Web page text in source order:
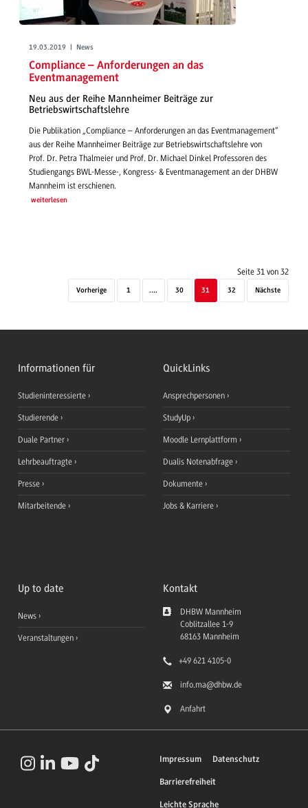
19.03.2019 | News
Compliance – Anforderungen an das
Eventmanagement
Neu aus der Reihe Mannheimer Beiträge zur
Betriebswirtschaftslehre
Die Publikation „Compliance – Anforderungen an das Eventmanagement“
aus der Reihe Mannheimer Beiträge zur Betriebswirtschaftslehre von
Prof. Dr. Petra Thalmeier und Prof. Dr. Michael Dinkel Professoren des
Studiengangs BWL-Messe-, Kongress- & Eventmanagement an der DHBW
Mannheim ist erschienen.
weiterlesen
Seite 31 von 32
Vorherige 1 .... 30 31 32 Nächste
Informationen für
Studieninteressierte
Studierende
Duale Partner
Lehrbeauftragte
Presse
Mitarbeitende
QuickLinks
Ansprechpersonen
StudyUp
Moodle Lernplattform
Dualis Notenabfrage
Dokumente
Jobs & Karriere
Up to date
News
Veranstaltungen
Kontakt
DHBW Mannheim
Coblitzallee 1-9
68163 Mannheim
+49 621 4105-0
info.ma@dhbw.de
Anfahrt
Impressum Datenschutz
Barrierefreiheit
Leichte Sprache